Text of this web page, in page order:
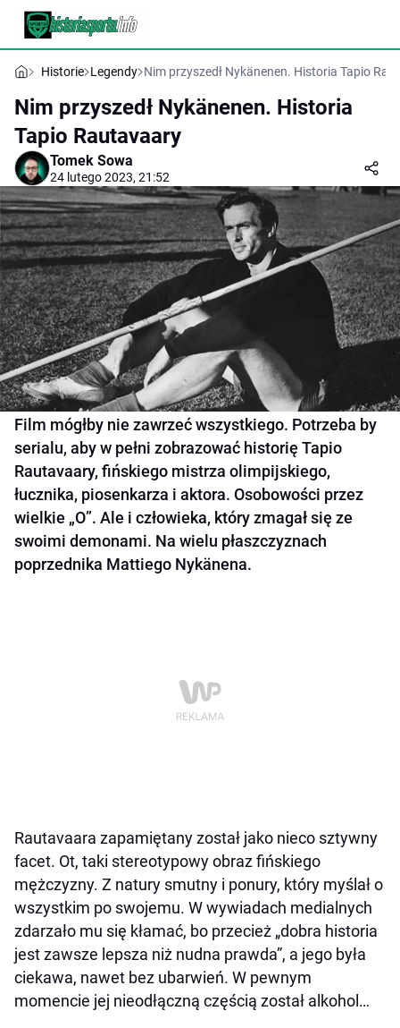
Historie Legendy Nim przyszedł Nykänenen. Historia Tapio
Nim przyszedł Nykänenen. Historia
Tapio Rautavaary
Tomek Sowa
24 lutego 2023, 21:52
Film mógłby nie zawrzeć wszystkiego. Potrzeba by
serialu, aby w pełni zobrazować historię Tapio
Rautavaary, fińskiego mistrza olimpijskiego,
łucznika, piosenkarza i aktora. Osobowości przez
wielkie „O”. Ale i człowieka, który zmagał się ze
swoimi demonami. Na wielu płaszczyznach
poprzednika Mattiego Nykänena.
Rautavaara zapamiętany został jako nieco sztywny
facet. Ot, taki stereotypowy obraz fińskiego
mężczyzny. Z natury smutny i ponury, który myślał o
wszystkim po swojemu. W wywiadach medialnych
zdarzało mu się kłamać, bo przecież „dobra historia
jest zawsze lepsza niż nudna prawda”, a jego była
ciekawa, nawet bez ubarwień. W pewnym
momencie jej nieodłączną częścią został alkohol…